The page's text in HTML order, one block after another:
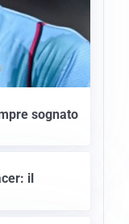
sognato
il